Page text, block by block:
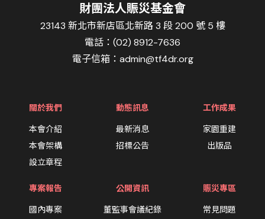
財團法人賑災基金會
23143 新北市新店區北新路 3 段 200 號 5 樓
電話：(02) 8912-7636
電子信箱： admin@tf4dr.org
關於我們
本會介紹
本會架構
設立章程
動態訊息
最新消息
招標公告
工作成果
家園重建
出版品
專案報告
國內專案
公開資訊
董監事會議紀錄
賑災專區
常見問題